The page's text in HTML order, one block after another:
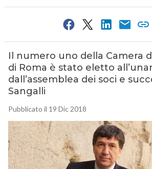
Il numero uno della Camera
di Roma è stato eletto
dall’assemblea dei soci e
Sangalli
Pubblicato il 19 Dic 2018